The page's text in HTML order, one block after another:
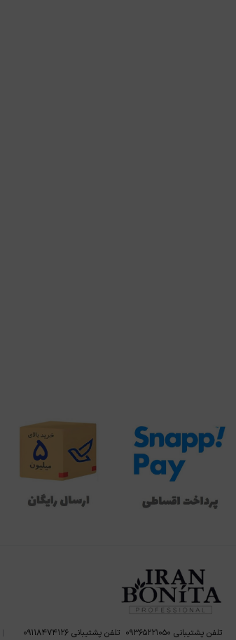
تلفن پشتیبانی ۰۹۳۶۵۲۲۱۰۵۰ تلفن پشتیبانی ۰۹۱۱۸۴۷۴۱۲۶